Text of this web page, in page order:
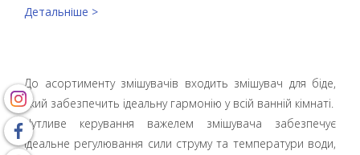
Детальніше >
До асортименту змішувачів входить змішувач для біде,
який забезпечить ідеальну гармонію у всій ванній кімнаті.
Чутливе керування важелем змішувача забезпечує
ідеальне регулювання сили струму та температури води,